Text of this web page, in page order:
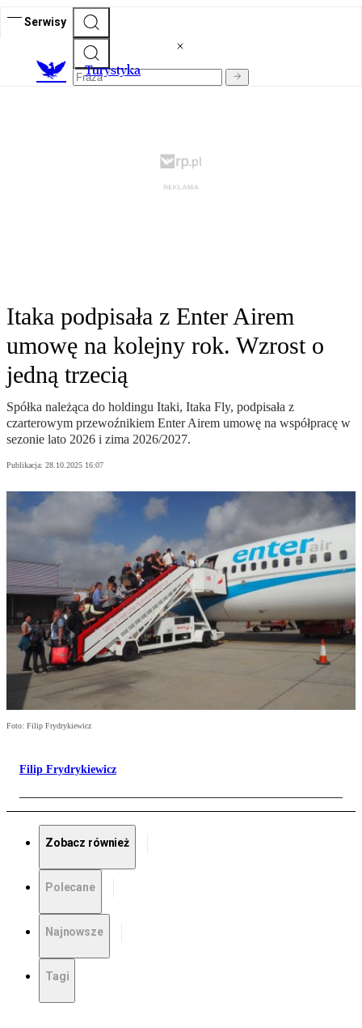
Serwisy
Turystyka
Itaka podpisała z Enter Airem
umowę na kolejny rok. Wzrost o
jedną trzecią
Spółka należąca do holdingu Itaki, Itaka Fly, podpisała z
czarterowym przewoźnikiem Enter Airem umowę na współpracę w
sezonie lato 2026 i zima 2026/2027.
Publikacja: 28.10.2025 16:07
Foto: Filip Frydrykiewicz
Filip Frydrykiewicz
Zobacz również
Polecane
Najnowsze
Tagi